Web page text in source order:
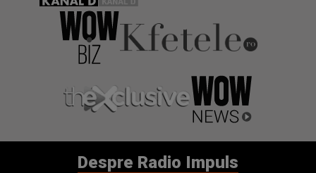
Despre Radio Impuls